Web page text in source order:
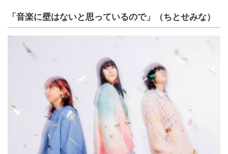
「音楽に壁はないと思っているので」（ちとせみな）